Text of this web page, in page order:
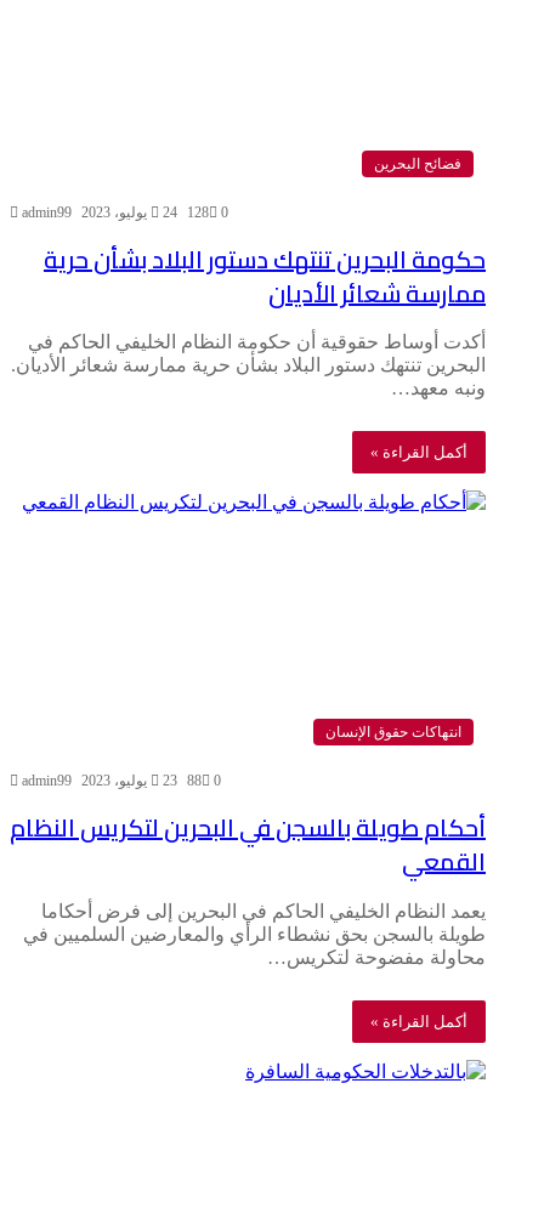
فضائح البحرين
admin99 24 يوليو، 2023 0
128
حكومة البحرين تنتهك دستور البلاد بشأن حرية
ممارسة شعائر الأديان
أكدت أوساط حقوقية أن حكومة النظام الخليفي الحاكم في
البحرين تنتهك دستور البلاد بشأن حرية ممارسة شعائر الأديان.
ونبه معهد…
أكمل القراءة »
انتهاكات حقوق الإنسان
admin99 23 يوليو، 2023 0
88
أحكام طويلة بالسجن في البحرين لتكريس النظام
القمعي
يعمد النظام الخليفي الحاكم في البحرين إلى فرض أحكاما
طويلة بالسجن بحق نشطاء الرأي والمعارضين السلميين في
محاولة مفضوحة لتكريس…
أكمل القراءة »